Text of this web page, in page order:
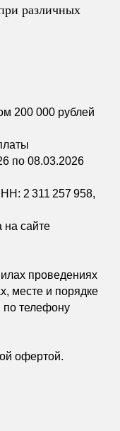
различных
200 000 рублей
по 08.03.2026
2 311 257 958,
на сайте
проведениях
месте и порядке
по телефону
офертой.